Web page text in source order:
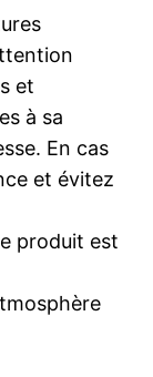
et
à sa
En cas
et évitez
produit est